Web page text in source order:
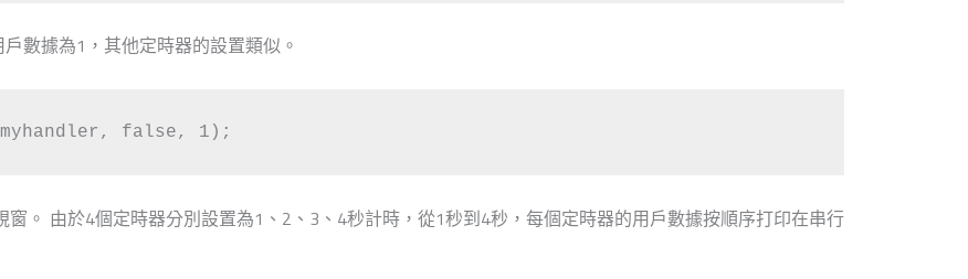
數據為1，其他定時器的設置類似。
false, 1);
窗。 由於4個定時器分別設置為1、2、3、4秒計時，從1秒到4秒，每個定時器的用戶數據按順序打印在串行